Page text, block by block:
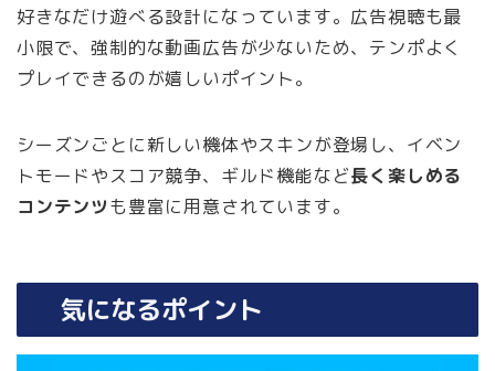
好きなだけ遊べる設計になっています。広告視聴も最
小限で、強制的な動画広告が少ないため、テンポよく
プレイできるのが嬉しいポイント。
シーズンごとに新しい機体やスキンが登場し、イベン
トモードやスコア競争、ギルド機能など長く楽しめる
コンテンツも豊富に用意されています。
気になるポイント